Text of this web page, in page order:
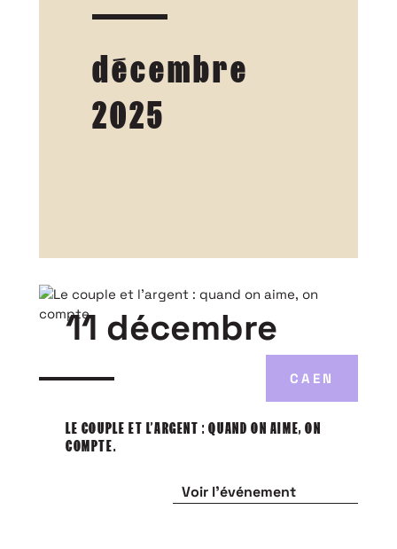
décembre
2025
11 décembre
CAEN
LE COUPLE ET L’ARGENT : QUAND ON AIME, ON
COMPTE.
Voir l'événement